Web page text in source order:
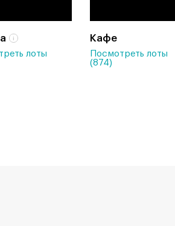
лоты
Кафе
Посмотреть лоты
(874)